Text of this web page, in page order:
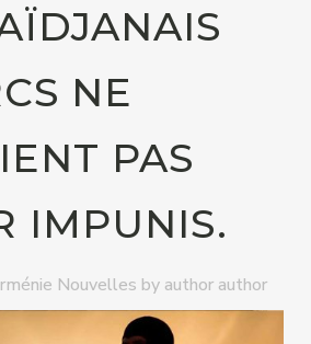
NE
PAS
IMPUNIS.
Nouvelles by author author